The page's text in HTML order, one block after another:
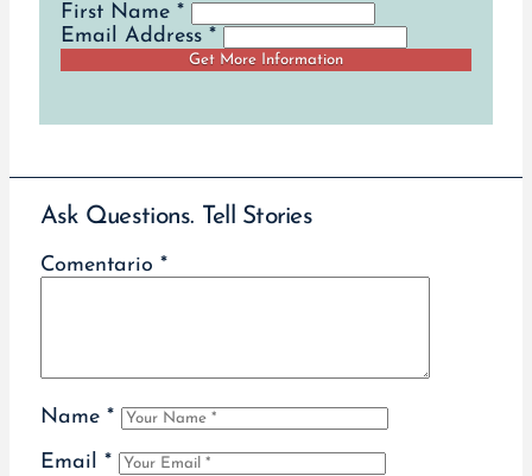
First Name *
Email Address *
Ask Questions. Tell Stories
Comentario *
Name *
Email *